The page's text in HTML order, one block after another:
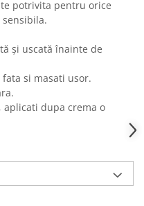
potrivita pentru orice
sensibila.
și uscată înainte de
si masati usor.
dupa crema o